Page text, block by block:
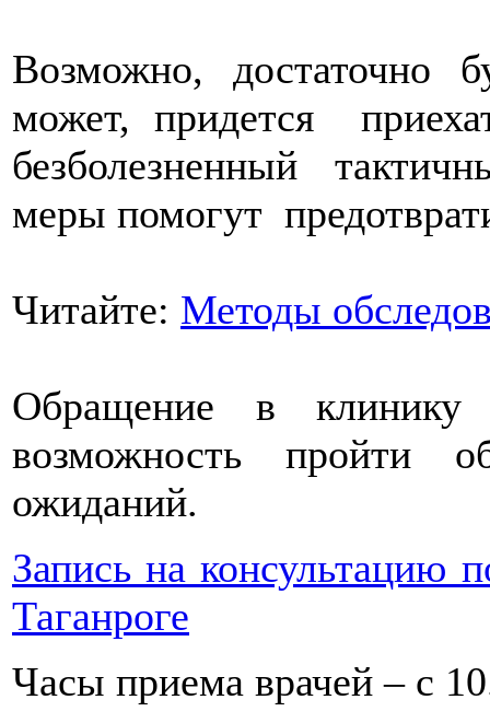
Возможно, достаточно
может, придется
безболезненный
меры помогут
Читайте: Методы
Обращение в
возможность пройти
ожиданий.
Запись на консультацию
Таганроге
Часы приема врачей – с